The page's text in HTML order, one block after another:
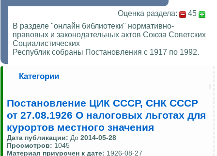
Оценка раздела:
45
В разделе "онлайн библиотеки" нормативно-
правовых и законодательных актов Союза Советских
Социалистических
Республик собраны Постановления с 1917 по 1992.
Категории
Постановление ЦИК СССР, СНК СССР
от 27.08.1926 О налоговых льготах для
курортов местного значения
Дата публикации: До 2014-05-28
Просмотров: 1045
Материал приурочен к дате: 1926-08-27